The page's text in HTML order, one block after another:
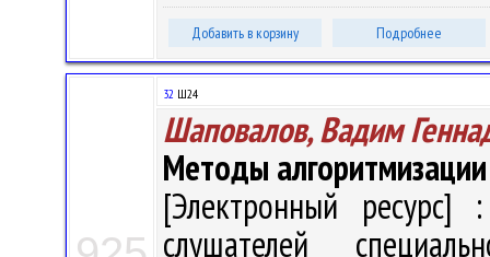
Добавить в корзину Подробнее
32 Ш24
Шаповалов, Вадим
Методы алгоритмизации
[Электронный ресурс]
слушателей